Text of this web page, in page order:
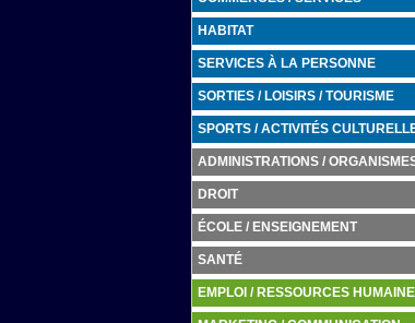
HABITAT
SERVICES À LA PERSONNE
SORTIES / LOISIRS / TOURISME
SPORTS / ACTIVITÉS
ADMINISTRATIONS /
DROIT
ÉCOLE / ENSEIGNEMENT
SANTÉ
EMPLOI / RESSOURCES